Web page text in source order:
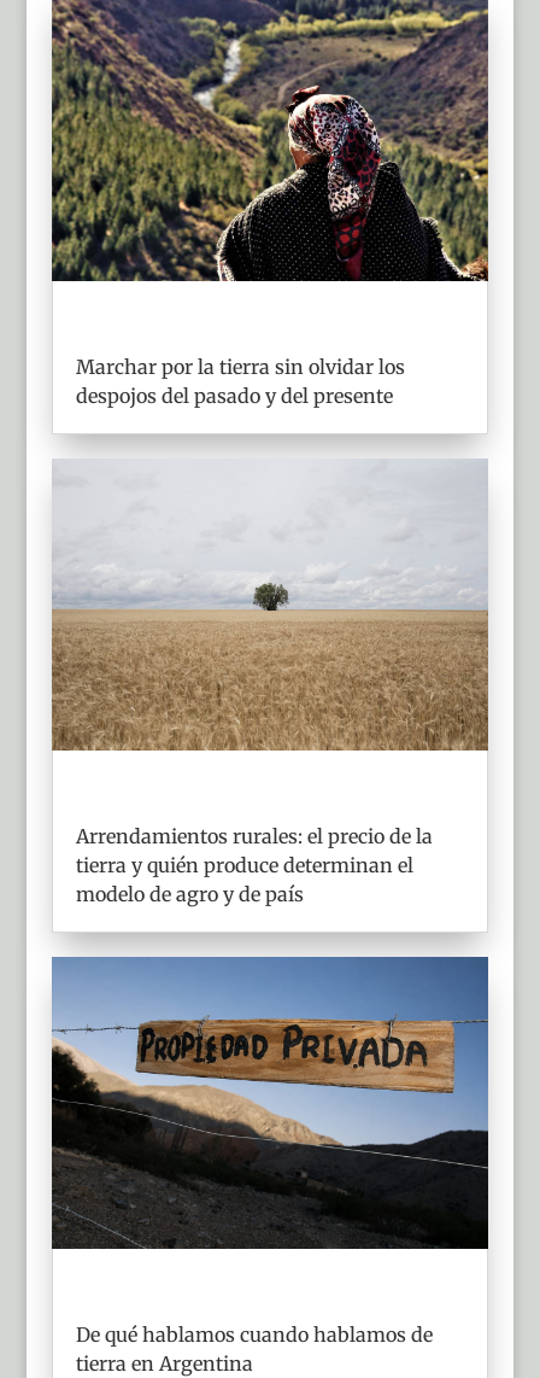
Marchar por la tierra sin olvidar los
despojos del pasado y del presente
Arrendamientos rurales: el precio de la
tierra y quién produce determinan el
modelo de agro y de país
De qué hablamos cuando hablamos de
tierra en Argentina